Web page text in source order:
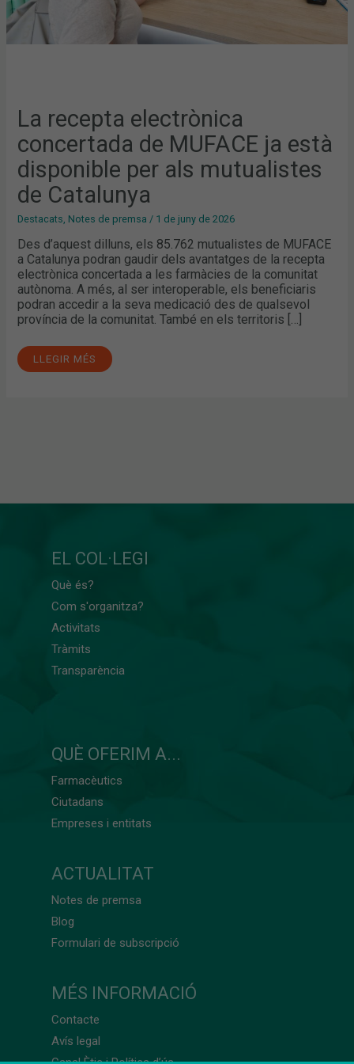
La recepta electrònica
concertada de MUFACE ja està
disponible per als mutualistes
de Catalunya
Destacats, Notes de premsa / 1 de juny de 2026
Des d’aquest dilluns, els 85.762 mutualistes de MUFACE
a Catalunya podran gaudir dels avantatges de la recepta
electrònica concertada a les farmàcies de la comunitat
autònoma. A més, al ser interoperable, els beneficiaris
podran accedir a la seva medicació des de qualsevol
província de la comunitat. També en els territoris […]
CATALUNYA
LLEGIR MÉS
EL COL·LEGI
Què és?
Com s'organitza?
Activitats
Tràmits
Transparència
QUÈ OFERIM A...
Farmacèutics
Ciutadans
Empreses i entitats
ACTUALITAT
Notes de premsa
Blog
Formulari de subscripció
MÉS INFORMACIÓ
Contacte
Avís legal